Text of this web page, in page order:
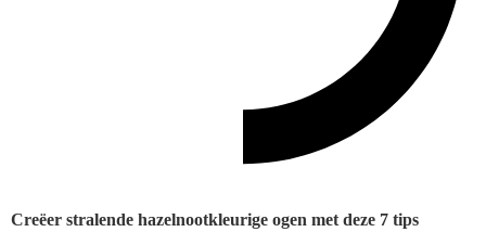
Creëer stralende hazelnootkleurige ogen met deze 7 tips